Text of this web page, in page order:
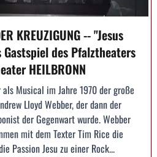
KREUZIGUNG -- "Jesus
des Pfalztheaters
HEILBRONN
Musical im Jahre 1970 der große
Lloyd Webber, der dann der
der Gegenwart wurde. Webber
mit dem Texter Tim Rice die
Passion Jesu zu einer Rock...